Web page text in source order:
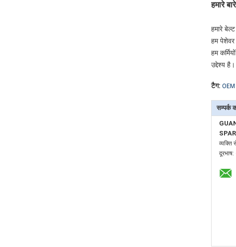
हमारे
हमारे
हम पेशेवर
हम
उद्देश्य है।
टैग:
सम्पर्क
व्यक्ति
दूरभाष: